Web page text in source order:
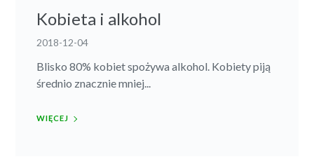
Kobieta i alkohol
2018-12-04
Blisko 80% kobiet spożywa alkohol. Kobiety piją
średnio znacznie mniej...
WIĘCEJ